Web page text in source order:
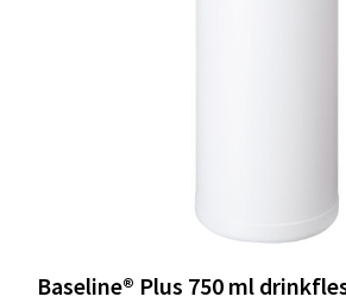
Baseline® Plus 750 ml